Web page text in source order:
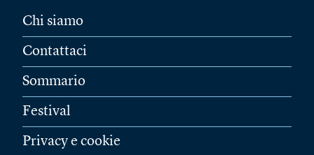
Chi siamo
Contattaci
Sommario
Festival
Privacy e cookie